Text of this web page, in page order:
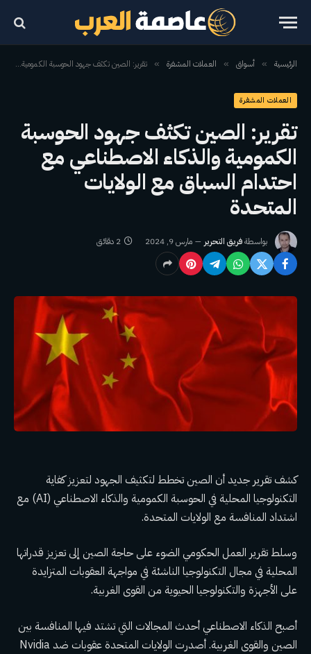
الرئيسية » أسواق » العملات المشفرة » تقرير: الصين تكثف جهود الحوسبة الكمومية والذكاء الاصطناعي مع احتدام السباق مع الولايات المتحدة
العملات المشفرة
تقرير: الصين تكثف جهود الحوسبة
الكمومية والذكاء الاصطناعي مع
احتدام السباق مع الولايات
المتحدة
بواسطةفريق التحرير مارس 9, 2024 2 دقائق
كشف تقرير جديد أن الصين تخطط لتكثيف الجهود لتعزيز كفاية
التكنولوجيا المحلية في الحوسبة الكمومية والذكاء الاصطناعي (AI) مع
اشتداد المنافسة مع الولايات المتحدة.
وسلط تقرير العمل الحكومي الضوء على حاجة الصين إلى تعزيز قدراتها
المحلية في مجال التكنولوجيا الناشئة في مواجهة العقوبات المتزايدة
على الأجهزة والتكنولوجيا الحيوية من القوى الغربية.
أصبح الذكاء الاصطناعي أحدث المجالات التي تشتد فيها المنافسة بين
الصين والقوى الغربية. أصدرت الولايات المتحدة عقوبات ضد Nvidia